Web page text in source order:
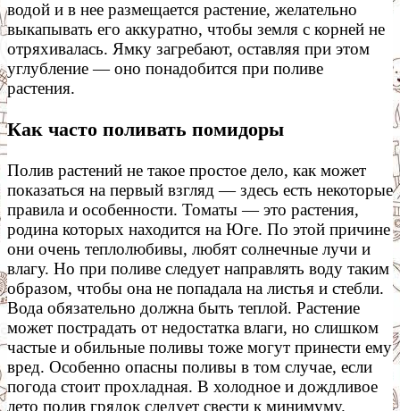
водой и в нее размещается растение, желательно
выкапывать его аккуратно, чтобы земля с корней не
отряхивалась. Ямку загребают, оставляя при этом
углубление — оно понадобится при поливе
растения.
Как часто поливать помидоры
Полив растений не такое простое дело, как может
показаться на первый взгляд — здесь есть некоторые
правила и особенности. Томаты — это растения,
родина которых находится на Юге. По этой причине
они очень теплолюбивы, любят солнечные лучи и
влагу. Но при поливе следует направлять воду таким
образом, чтобы она не попадала на листья и стебли.
Вода обязательно должна быть теплой. Растение
может пострадать от недостатка влаги, но слишком
частые и обильные поливы тоже могут принести ему
вред. Особенно опасны поливы в том случае, если
погода стоит прохладная. В холодное и дождливое
лето полив грядок следует свести к минимуму.